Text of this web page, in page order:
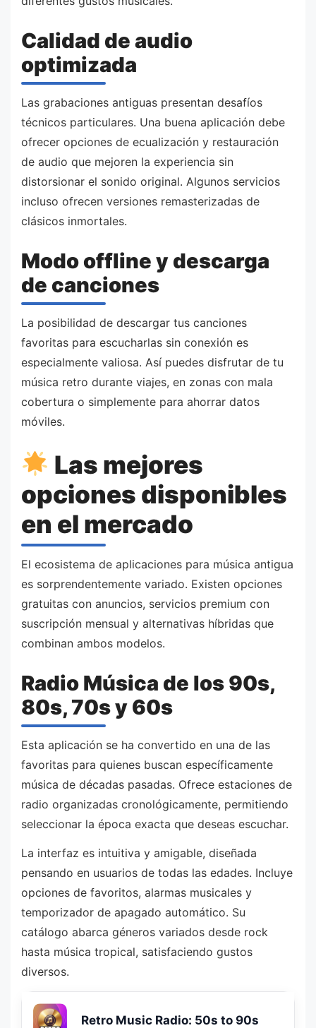
Calidad de audio
optimizada
Las grabaciones antiguas presentan desafíos
técnicos particulares. Una buena aplicación debe
ofrecer opciones de ecualización y restauración
de audio que mejoren la experiencia sin
distorsionar el sonido original. Algunos servicios
incluso ofrecen versiones remasterizadas de
clásicos inmortales.
Modo offline y descarga
de canciones
La posibilidad de descargar tus canciones
favoritas para escucharlas sin conexión es
especialmente valiosa. Así puedes disfrutar de tu
música retro durante viajes, en zonas con mala
cobertura o simplemente para ahorrar datos
móviles.
Las mejores
opciones disponibles
en el mercado
El ecosistema de aplicaciones para música antigua
es sorprendentemente variado. Existen opciones
gratuitas con anuncios, servicios premium con
suscripción mensual y alternativas híbridas que
combinan ambos modelos.
Radio Música de los 90s,
80s, 70s y 60s
Esta aplicación se ha convertido en una de las
favoritas para quienes buscan específicamente
música de décadas pasadas. Ofrece estaciones de
radio organizadas cronológicamente, permitiendo
seleccionar la época exacta que deseas escuchar.
La interfaz es intuitiva y amigable, diseñada
pensando en usuarios de todas las edades. Incluye
opciones de favoritos, alarmas musicales y
temporizador de apagado automático. Su
catálogo abarca géneros variados desde rock
hasta música tropical, satisfaciendo gustos
diversos.
Retro Music Radio: 50s to 90s